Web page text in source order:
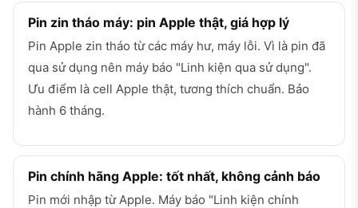
Pin zin tháo máy: pin Apple thật, giá hợp lý
Pin Apple zin tháo từ các máy hư, máy lỗi. Vì là pin đã
qua sử dụng nên máy báo "Linh kiện qua sử dụng".
Ưu điểm là cell Apple thật, tương thích chuẩn. Bảo
hành 6 tháng.
Pin chính hãng Apple: tốt nhất, không cảnh báo
Pin mới nhập từ Apple. Máy báo "Linh kiện chính